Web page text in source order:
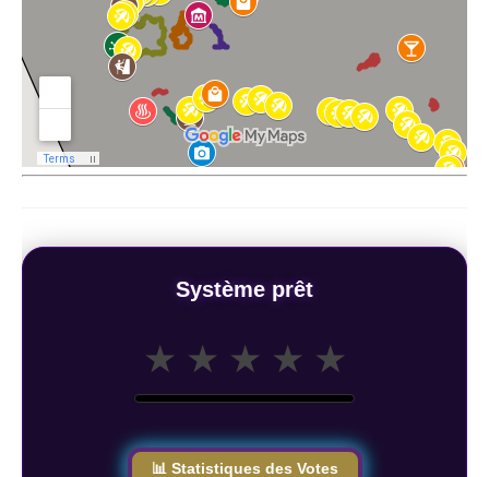
Système prêt
★ ★ ★ ★ ★
📊 Statistiques des Votes